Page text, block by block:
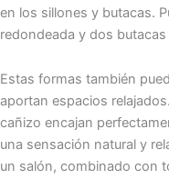
en los sillones y butacas.
redondeada y dos
Estas formas también
aportan espacios
cañizo encajan
una sensación natural y
un salón, combinado con